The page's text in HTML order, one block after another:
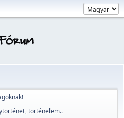
történelem..